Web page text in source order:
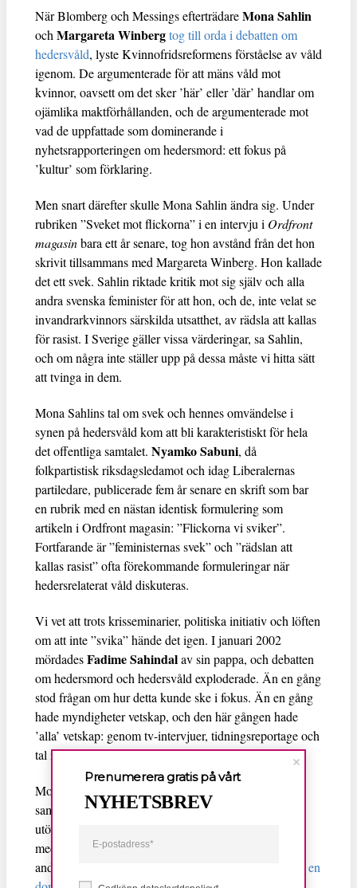
När Blomberg och Messings efterträdareMona Sahlin
ochMargareta Winbergtog till orda i debatten om
hedersvåld, lyste Kvinnofridsreformens förståelse av våld
igenom. De argumenterade för att mäns våld mot
kvinnor, oavsett om det sker ’här’ eller ’där’ handlar om
ojämlika maktförhållanden, och de argumenterade mot
vad de uppfattade som dominerande i
nyhetsrapporteringen om hedersmord: ett fokus på
’kultur’ som förklaring.
Men snart därefter skulle Mona Sahlin ändra sig. Under
rubriken ”Sveket mot flickorna” i en intervju i Ordfront
magasinbara ett år senare, tog hon avstånd från det hon
skrivit tillsammans med Margareta Winberg. Hon kallade
det ett svek. Sahlin riktade kritik mot sig själv och alla
andra svenska feminister för att hon, och de, inte velat se
invandrarkvinnors särskilda utsatthet, av rädsla att kallas
för rasist. I Sverige gäller vissa värderingar, sa Sahlin,
och om några inte ställer upp på dessa måste vi hitta sätt
att tvinga in dem.
Mona Sahlins tal om svek och hennes omvändelse i
synen på hedersvåld kom att bli karakteristiskt för hela
det offentliga samtalet. Nyamko Sabuni, då
folkpartistisk riksdagsledamot och idag Liberalernas
partiledare, publicerade fem år senare en skrift som bar
en rubrik med en nästan identisk formulering som
artikeln i Ordfront magasin: ”Flickorna vi sviker”.
Fortfarande är ”feministernas svek” och ”rädslan att
kallas rasist” ofta förekommande formuleringar när
hedersrelaterat våld diskuteras.
Vi vet att trots krisseminarier, politiska initiativ och löften
om att inte ”svika” hände det igen. I januari 2002
mördadesFadime Sahindalav sin pappa, och debatten
om hedersmord och hedersvåld exploderade. Än en gång
stod frågan om hur detta kunde ske i fokus. Än en gång
hade myndigheter vetskap, och den här gången hade
’alla’ vetskap: genom tv-intervjuer, tidningsreportage och
tal i riksdagen var Fadime en känd person.
Mordet blev ett
sammankopplade aspekter: 1) det fick betydelse långt
utöver den enskilda historien och kopplades samman
med andra mord, 2) det gav mening åt berättelser om
andras utsatthet och 3) det blev centralt i
skapandet av en
Prenumerera gratis på vårt
NYHETSBREV